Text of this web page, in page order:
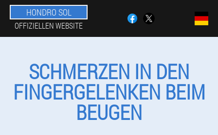
HONDRO SOL
OFFIZIELLEN WEBSITE
SCHMERZEN IN DEN
FINGERGELENKEN BEIM
BEUGEN